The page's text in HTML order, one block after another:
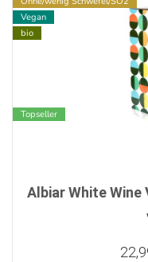
Vegan
bio
Topseller
Albiar White Wine